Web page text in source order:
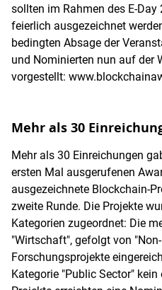
sollten im Rahmen des E-
feierlich ausgezeichnet
bedingten Absage der
und Nominierten nun auf der
vorgestellt:
Mehr als 30
Mehr als 30 Einreichungen
ersten Mal ausgerufenen
ausgezeichnete Blockchain-
zweite Runde. Die Projekte
Kategorien zugeordnet: Die
"Wirtschaft", gefolgt von
Forschungsprojekte
Kategorie "Public Sector"